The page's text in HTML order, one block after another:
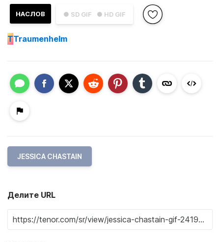
● SD GIF ● HD GIF
НАСЛОВ
TTraumenhelm
JESSICA CHASTAIN
Делите URL